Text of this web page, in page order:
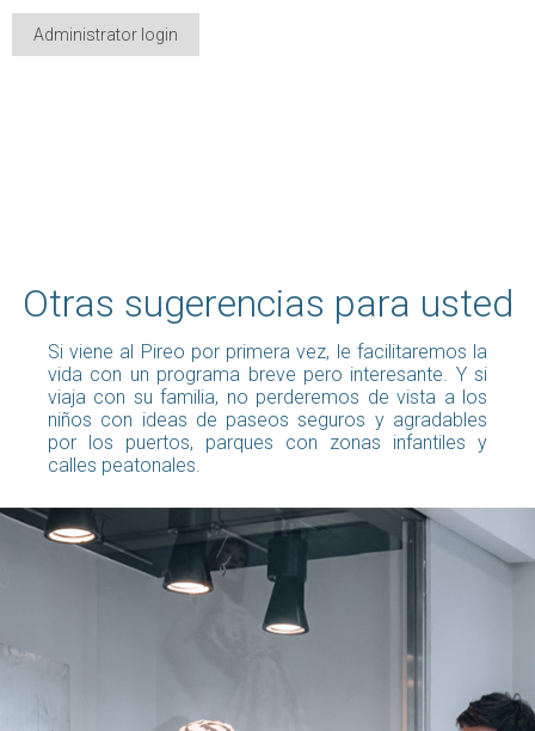
Otras sugerencias para usted
Si viene al Pireo por primera vez, le facilitaremos la
vida con un programa breve pero interesante. Y si
viaja con su familia, no perderemos de vista a los
niños con ideas de paseos seguros y agradables
por los puertos, parques con zonas infantiles y
calles peatonales.